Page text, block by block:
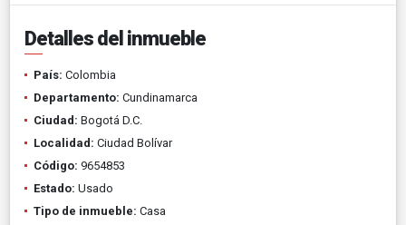
Detalles del inmueble
País: Colombia
Departamento: Cundinamarca
Ciudad: Bogotá D.C.
Localidad: Ciudad Bolívar
Código: 9654853
Estado: Usado
Tipo de inmueble: Casa